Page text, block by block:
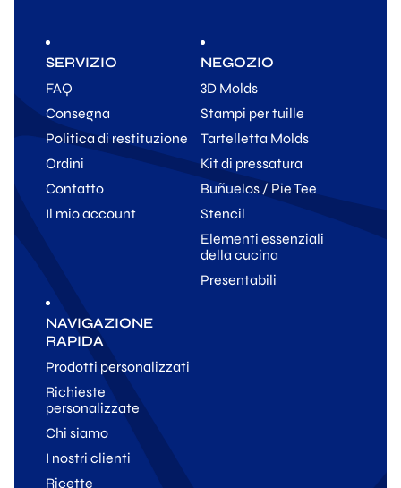
SERVIZIO
FAQ
Consegna
Politica di restituzione
Ordini
Contatto
Il mio account
NEGOZIO
3D Molds
Stampi per tuille
Tartelletta Molds
Kit di pressatura
Buñuelos / Pie Tee
Stencil
Elementi essenziali
della cucina
Presentabili
NAVIGAZIONE
RAPIDA
Prodotti personalizzati
Richieste
personalizzate
Chi siamo
I nostri clienti
Ricette